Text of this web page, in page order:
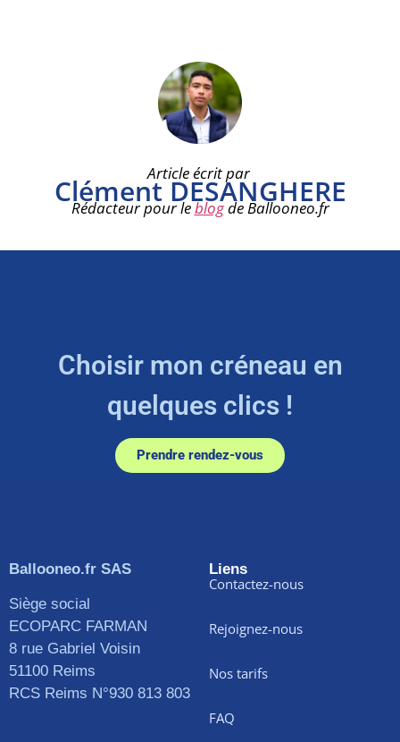
Article écrit par
Clément DESANGHERE
Rédacteur pour leblogde Ballooneo.fr
Choisir mon créneau en
quelques clics !
Prendre rendez-vous
Ballooneo.fr SAS
Siège social
ECOPARC FARMAN
8 rue Gabriel Voisin
51100 Reims
RCS Reims N°930 813 803
Liens
Contactez-nous
Rejoignez-nous
Nos tarifs
FAQ